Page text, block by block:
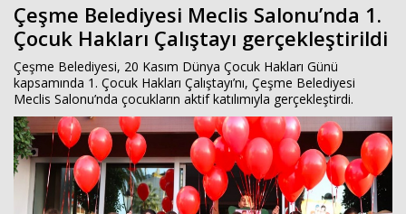
Çeşme Belediyesi Meclis Salonu’nda 1.
Çocuk Hakları Çalıştayı gerçekleştirildi
Çeşme Belediyesi, 20 Kasım Dünya Çocuk Hakları Günü
kapsamında 1. Çocuk Hakları Çalıştayı’nı, Çeşme Belediyesi
Meclis Salonu’nda çocukların aktif katılımıyla gerçekleştirdi.
ANKETLER
FOTO GALERİ
VİDEO GALERİ
KÜNYE
İLETİŞİM